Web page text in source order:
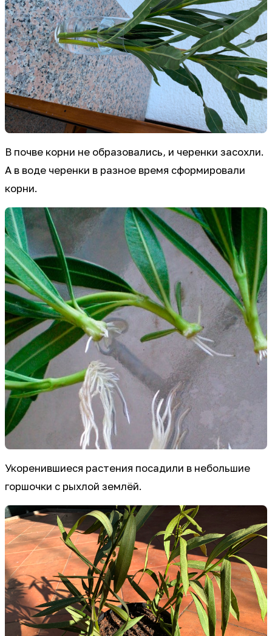
В почве корни не образовались, и черенки засохли.
А в воде черенки в разное время сформировали
корни.
Укоренившиеся растения посадили в небольшие
горшочки с рыхлой землёй.